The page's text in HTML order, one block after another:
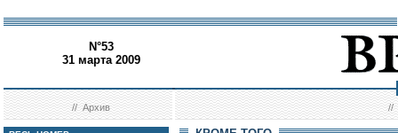
N°53
31 марта 2009
//Архив //